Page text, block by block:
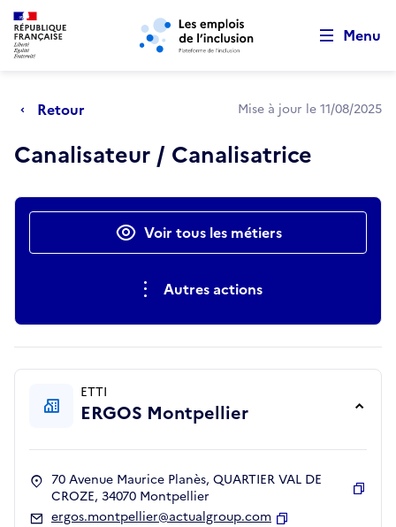
Aller au menu principal Aller au contenu principal
Menu
Retour Mise à jour le 11/08/2025
Canalisateur / Canalisatrice
Actions rapidesVoir tous les métiers
Autres actions
ETTI
ERGOS Montpellier
70 Avenue Maurice Planès, QUARTIER VAL DE
CROZE, 34070 Montpellier
ergos.montpellier@actualgroup.com
Retour au début de la page
Panneau de gestion des cookies